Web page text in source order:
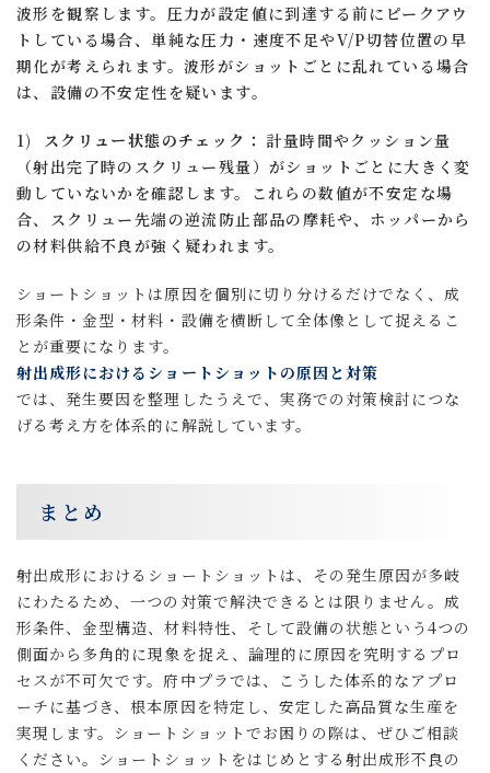
波形を観察します。圧力が設定値に到達する前にピークアウ
トしている場合、単純な圧力・速度不足やV/P切替位置の早
期化が考えられます。波形がショットごとに乱れている場合
は、設備の不安定性を疑います。
スクリュー状態のチェック： 計量時間やクッション量
（射出完了時のスクリュー残量）がショットごとに大きく変
動していないかを確認します。これらの数値が不安定な場
合、スクリュー先端の逆流防止部品の摩耗や、ホッパーから
の材料供給不良が強く疑われます。
ショートショットは原因を個別に切り分けるだけでなく、成
形条件・金型・材料・設備を横断して全体像として捉えるこ
とが重要になります。
射出成形におけるショートショットの原因と対策
では、発生要因を整理したうえで、実務での対策検討につな
げる考え方を体系的に解説しています。
まとめ
射出成形におけるショートショットは、その発生原因が多岐
にわたるため、一つの対策で解決できるとは限りません。成
形条件、金型構造、材料特性、そして設備の状態という4つの
側面から多角的に現象を捉え、論理的に原因を究明するプロ
セスが不可欠です。府中プラでは、こうした体系的なアプロ
ーチに基づき、根本原因を特定し、安定した高品質な生産を
実現します。ショートショットでお困りの際は、ぜひご相談
ください。ショートショットをはじめとする射出成形不良の